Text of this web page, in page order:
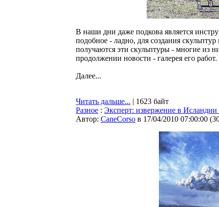
В наши дни даже подкова является
подобное - ладно, для создания
получаются эти скульптуры - многие из
продолжении новости - галерея его работ.
Далее...
Читать дальше... | 1623 байт
Разное : Эксперт: извержение в Исландии
Автор: CaneCorso в 17/04/2010 07:00:00 (